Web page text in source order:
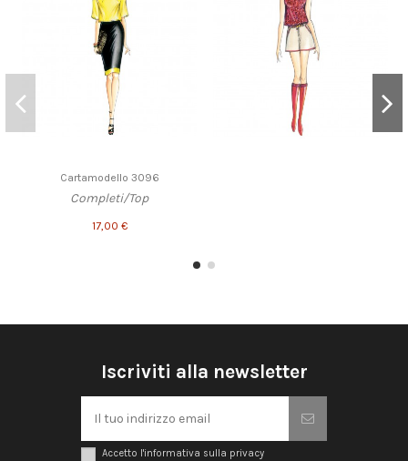
Cartamodello 3096
Completi/Top
17,00 €
Iscriviti alla newsletter
Accetto l'informativa sulla privacy